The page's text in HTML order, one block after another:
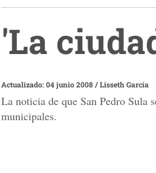
'La
Actualizado: 04 junio 2008/Lisseth García
La noticia de que San Pedro Sula
municipales.